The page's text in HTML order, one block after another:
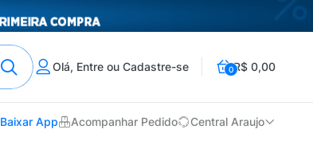
Olá, Entre ou Cadastre-se 0R$ 0,00
Baixar App Acompanhar Pedido Central Araujo